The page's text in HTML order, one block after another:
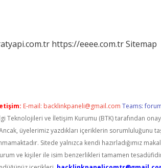
https://eeee.com.trSitemap
E-mail: backlinkpaneli@gmail.com Teams:
Teknolojileri ve İletişim Kurumu (BTK) tarafından
üyelerimiz yazdıkları içeriklerin
Sitede yalnızca kendi hazırladığımız
ve kişiler ile isim benzerlikleri tamamen